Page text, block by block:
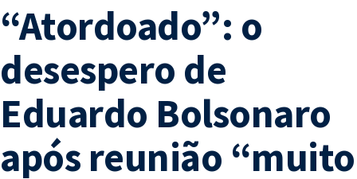
“Atordoado”: o
desespero de
Eduardo Bolsonaro
após reunião “muito